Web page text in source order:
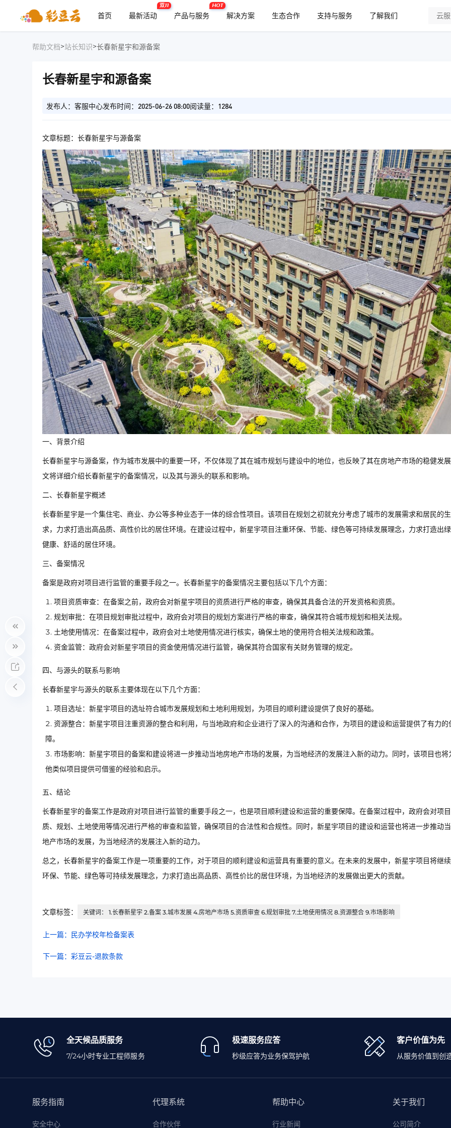
首页 最新活动
双11
产品与服务
HOT
解决方案 生态合作 支持与服务
了解我们
帮助文档>站长知识>长春新星宇和源备案
长春新星宇和源备案
发布人：客服中心发布时间：2025-06-26 08:00阅读量：1284
文章标题：长春新星宇与源备案
一、背景介绍
长春新星宇与源备案，作为城市发展中的重要一环，不仅体现了其在城市规划与建设中的地位，也反映了其在房地产市场的稳健发
文将详细介绍长春新星宇的备案情况，以及其与源头的联系和影响。
二、长春新星宇概述
长春新星宇是一个集住宅、商业、办公等多种业态于一体的综合性项目。该项目在规划之初就充分考虑了城市的发展需求和居民的
求，力求打造出高品质、高性价比的居住环境。在建设过程中，新星宇项目注重环保、节能、绿色等可持续发展理念，力求打造出绿
健康、舒适的居住环境。
三、备案情况
备案是政府对项目进行监管的重要手段之一。长春新星宇的备案情况主要包括以下几个方面：
项目资质审查：在备案之前，政府会对新星宇项目的资质进行严格的审查，确保其具备合法的开发资格和资质。
规划审批：在项目规划审批过程中，政府会对项目的规划方案进行严格的审查，确保其符合城市规划和相关法规。
土地使用情况：在备案过程中，政府会对土地使用情况进行核实，确保土地的使用符合相关法规和政策。
资金监管：政府会对新星宇项目的资金使用情况进行监管，确保其符合国家有关财务管理的规定。
四、与源头的联系与影响
长春新星宇与源头的联系主要体现在以下几个方面：
项目选址：新星宇项目的选址符合城市发展规划和土地利用规划，为项目的顺利建设提供了良好的基础。
资源整合：新星宇项目注重资源的整合和利用，与当地政府和企业进行了深入的沟通和合作，为项目的建设和运营提供了有力的
障。
市场影响：新星宇项目的备案和建设将进一步推动当地房地产市场的发展，为当地经济的发展注入新的动力。同时，该项目也将
他类似项目提供可借鉴的经验和启示。
五、结论
长春新星宇的备案工作是政府对项目进行监管的重要手段之一，也是项目顺利建设和运营的重要保障。在备案过程中，政府会对项
质、规划、土地使用等情况进行严格的审查和监管，确保项目的合法性和合规性。同时，新星宇项目的建设和运营也将进一步推动
地产市场的发展，为当地经济的发展注入新的动力。
总之，长春新星宇的备案工作是一项重要的工作，对于项目的顺利建设和运营具有重要的意义。在未来的发展中，新星宇项目将继
环保、节能、绿色等可持续发展理念，力求打造出高品质、高性价比的居住环境，为当地经济的发展做出更大的贡献。
文章标签： 关键词： 1.长春新星宇 2.备案 3.城市发展 4.房地产市场 5.资质审查 6.规划审批 7.土地使用情况 8.资源整合 9.市场影响
上一篇：民办学校年检备案表
下一篇：彩豆云-退款条款
全天候品质服务
7/24小时专业工程师服务
极速服务应答
秒级应答为业务保驾护航
客户价值为先
从服务价值到创
服务指南
安全中心
代理系统
合作伙伴
帮助中心
行业新闻
关于我们
公司简介